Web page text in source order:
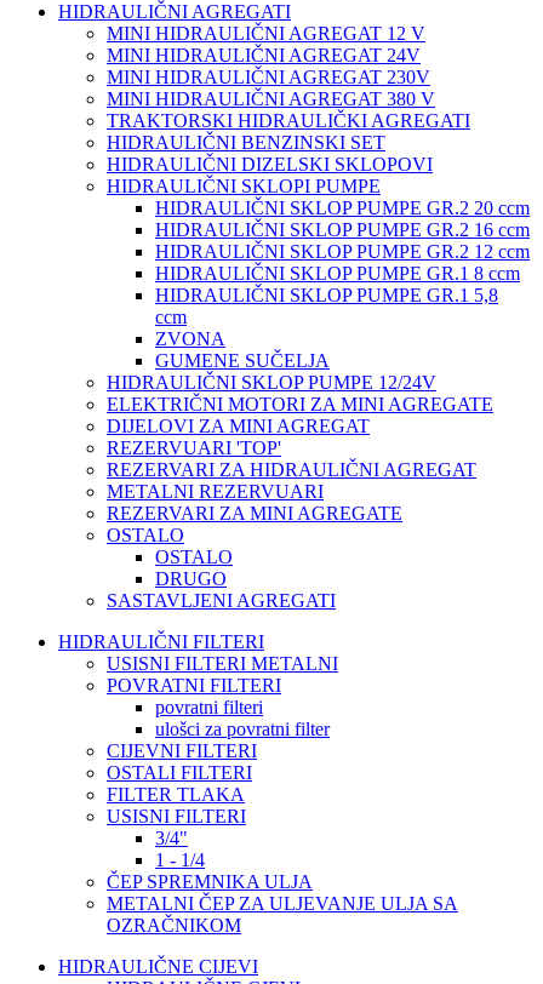
HIDRAULIČNI AGREGATI
MINI HIDRAULIČNI AGREGAT 12 V
MINI HIDRAULIČNI AGREGAT 24V
MINI HIDRAULIČNI AGREGAT 230V
MINI HIDRAULIČNI AGREGAT 380 V
TRAKTORSKI HIDRAULIČKI AGREGATI
HIDRAULIČNI BENZINSKI SET
HIDRAULIČNI DIZELSKI SKLOPOVI
HIDRAULIČNI SKLOPI PUMPE
HIDRAULIČNI SKLOP PUMPE GR.2 20 ccm
HIDRAULIČNI SKLOP PUMPE GR.2 16 ccm
HIDRAULIČNI SKLOP PUMPE GR.2 12 ccm
HIDRAULIČNI SKLOP PUMPE GR.1 8 ccm
HIDRAULIČNI SKLOP PUMPE GR.1 5,8
ccm
ZVONA
GUMENE SUČELJA
HIDRAULIČNI SKLOP PUMPE 12/24V
ELEKTRIČNI MOTORI ZA MINI AGREGATE
DIJELOVI ZA MINI AGREGAT
REZERVUARI 'TOP'
REZERVARI ZA HIDRAULIČNI AGREGAT
METALNI REZERVUARI
REZERVARI ZA MINI AGREGATE
OSTALO
OSTALO
DRUGO
SASTAVLJENI AGREGATI
HIDRAULIČNI FILTERI
USISNI FILTERI METALNI
POVRATNI FILTERI
povratni filteri
ulošci za povratni filter
CIJEVNI FILTERI
OSTALI FILTERI
FILTER TLAKA
USISNI FILTERI
3/4"
1 - 1/4
ČEP SPREMNIKA ULJA
METALNI ČEP ZA ULJEVANJE ULJA SA
OZRAČNIKOM
HIDRAULIČNE CIJEVI